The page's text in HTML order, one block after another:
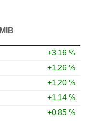
+3,16 %
+1,26 %
+1,20 %
+1,14 %
+0,85 %